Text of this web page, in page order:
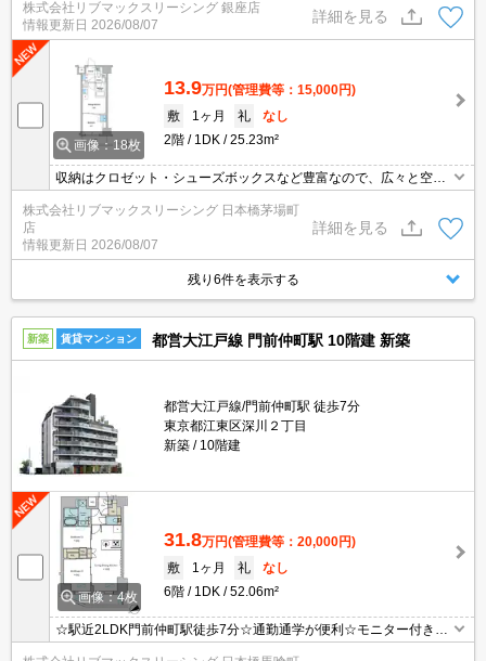
時間OKなどが揃っております。セキュリティ面は、TVインターホ
ン・オートロックなどを設置しているので安全面でも優れておりま
す。社会人になったからには、1DKでゆったりした一人暮らしの生
活を。
株式会社リブマックスリーシング 銀座店
情報更新日 2026/08/07
詳細を見る
画像：18枚
13.9万円(管理費等：15,000円)
敷
1ヶ月 礼
なし
2階
1DK 25.23m²
収納はクロゼット・シューズボックスなど豊富なので、広々と空間
を利用することも可能です。共用部には宅配ボックス・ゴミ出し24
時間OKなどが揃っております。セキュリティ面は、TVインターホ
ン・オートロックなどを設置しているので安全面でも優れておりま
す。社会人になったからには、1DKでゆったりした一人暮らしの生
活を。
株式会社リブマックスリーシング 日本橋茅場町
店
情報更新日 2026/08/07
詳細を見る
残り6件を表示する
新築 賃貸マンション 都営大江戸線 門前仲町駅 10階建 新築
都営大江戸線/門前仲町駅 徒歩7分
東京都江東区深川２丁目
新築
10階建
画像：4枚
31.8万円(管理費等：20,000円)
敷
1ヶ月 礼
なし
6階
1DK 52.06m²
☆駅近2LDK門前仲町駅徒歩7分☆通勤通学が便利☆モニター付きイ
ンターホン・オートロックで設備充実☆